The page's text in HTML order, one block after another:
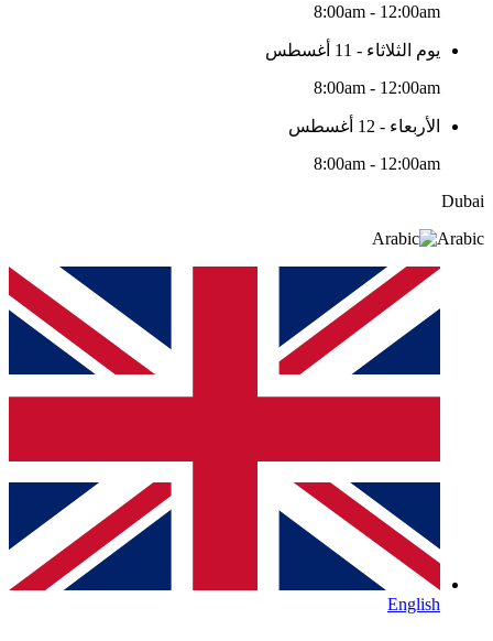
8:00am - 12:00am
يوم الثلاثاء - 11 أغسطس
8:00am - 12:00am
الأربعاء - 12 أغسطس
8:00am - 12:00am
Dubai
Arabic
English